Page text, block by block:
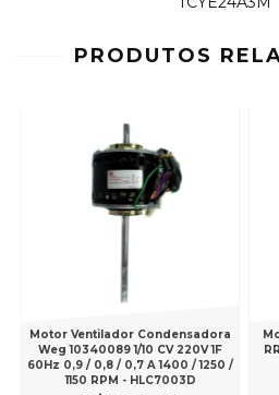
PRODUTOS
Motor Ventilador Condensadora
Weg 10340089 1/10 CV 220V 1F
60Hz 0,9 / 0,8 / 0,7 A 1400 / 1250 /
1150 RPM - HLC7003D